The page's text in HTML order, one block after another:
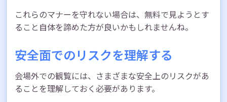
これらのマナーを守れない場合は、無料で見ようとす
ること自体を諦めた方が良いかもしれませんね。
安全面でのリスクを理解する
会場外での観覧には、さまざまな安全上のリスクがあ
ることを理解しておく必要があります。